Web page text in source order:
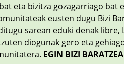
eta bizitza gozagarriago bat
eusten dugu Bizi
sarean eduki denak libre,
diogunak gero eta
EGIN BIZI